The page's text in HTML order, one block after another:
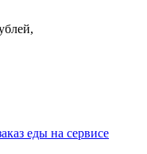
еды на сервисе